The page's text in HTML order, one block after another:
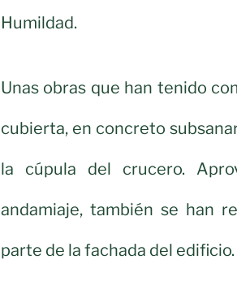
Humildad.
Unas obras que han tenido
cubierta, en concreto
la cúpula del crucero.
andamiaje, también se han
parte de la fachada del edificio.